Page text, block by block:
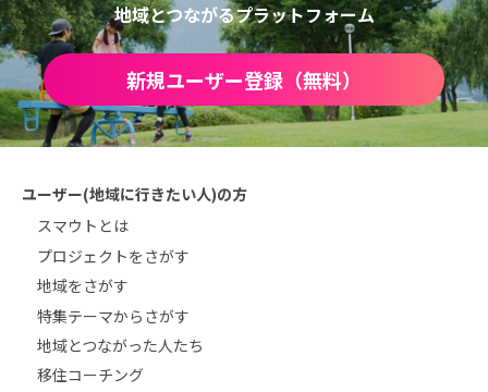
地域とつながるプラットフォーム
新規ユーザー登録（無料）
ユーザー(地域に行きたい人)の方
スマウトとは
プロジェクトをさがす
地域をさがす
特集テーマからさがす
地域とつながった人たち
移住コーチング